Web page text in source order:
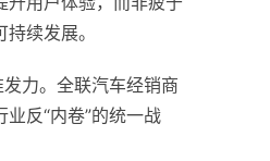
续发展。
力。全联汽车经销商
反“内卷”的统一战